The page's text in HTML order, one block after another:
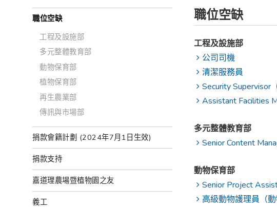
職位空缺
工程及設施部
多元整體教育部
動物保育部
植物保育部
再生農業部
傳訊與市場部
捐款會籍計劃 (2024年7月1日生效)
捐款支持
嘉道理農場暨植物園之友
義工
職位空缺
工程及設施部
公司司機
清潔服務員
Security Supervisor
Assistant Facilities
多元整體教育部
Senior Content
動物保育部
Senior Project
高級動物護理員（動